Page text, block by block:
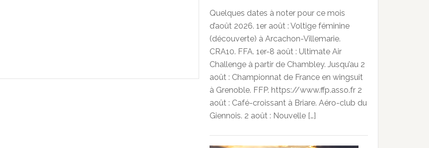
Quelques dates à noter pour ce mois
d’août 2026. 1er août : Voltige féminine
(découverte) à Arcachon-Villemarie.
CRA10. FFA. 1er-8 août : Ultimate Air
Challenge à partir de Chambley. Jusqu’au 2
août : Championnat de France en wingsuit
à Grenoble. FFP. https://www.ffp.asso.fr 2
août : Café-croissant à Briare. Aéro-club du
Giennois. 2 août : Nouvelle […]